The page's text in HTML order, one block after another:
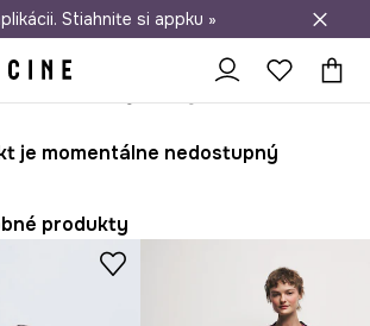
zadarmo od 50 €
Stiahnite si appku »
je momentálne nedostupný
produkty